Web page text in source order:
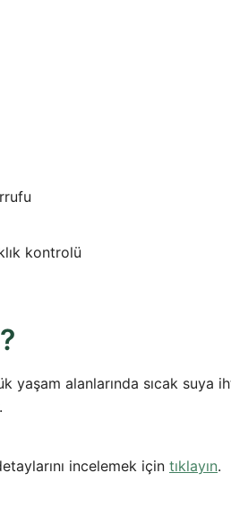
kontrolü
yaşam alanlarında sıcak suya
incelemek için tıklayın.